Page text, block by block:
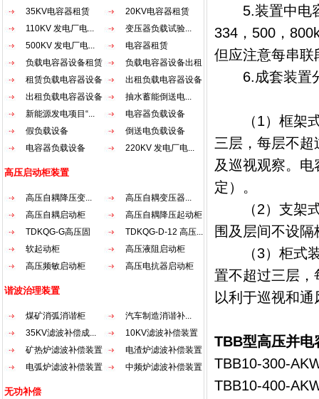
35KV电容器租赁
20KV电容器租赁
110KV 发电厂电...
变压器负载试验...
500KV 发电厂电...
电容器租赁
负载电容器设备租赁
负载电容器设备出租
租赁负载电容器设备
出租负载电容器设备
出租负载电容器设备
抽水蓄能倒送电...
新能源发电项目“...
电容器负载设备
假负载设备
倒送电负载设备
电容器负载设备
220KV 发电厂电...
高压启动柜装置
高压自耦降压变...
高压自耦变压器...
高压自耦启动柜
高压自耦降压起动柜
TDKQG-G高压固
态...
TDKQG-D-12 高压...
软起动柜
高压液阻启动柜
高压频敏启动柜
高压电抗器启动柜
谐波治理装置
煤矿消弧消谐柜
汽车制造消谐补...
35KV滤波补偿成...
10KV滤波补偿装置
矿热炉滤波补偿装置
电渣炉滤波补偿装置
电弧炉滤波补偿装置
中频炉滤波补偿装置
无功补偿
5.装置中电
334 ， 500 ，
但应注意每串联
6.成套装置
（1）框架
三层，每层不
及巡视观察。
定）。
（2）支架
围及层间不设
（3）柜式
置不超过三层，
以利于巡视和
TBB型高压并电
TBB10-300-
TBB10-400-